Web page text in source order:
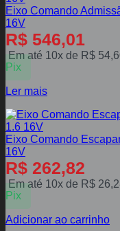
Eixo Comando
16V
R$ 546,01
Em até 10x de R$
Pix
Ler mais
Eixo Comando
16V
R$ 262,82
Em até 10x de R$
Pix
Adicionar ao carrinho